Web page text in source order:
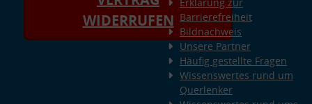
WIDERRUFEN Barrierefreiheit
Bildnachweis
Unsere Partner
Häufig gestellte Fragen
Wissenswertes rund um
Querlenker